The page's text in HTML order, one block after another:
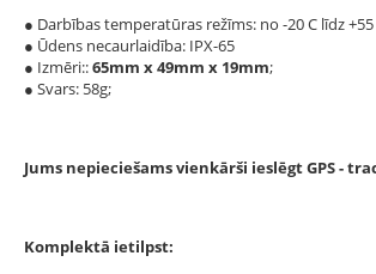
● Darbības temperatūras režīms: no -20 С līdz
● Ūdens necaurlaidība: IPX-65
● Izmēri::65mm x 49mm x 19mm;
● Svars: 58g;
Jums nepieciešams vienkārši ieslēgt GPS -
Komplektā ietilpst: